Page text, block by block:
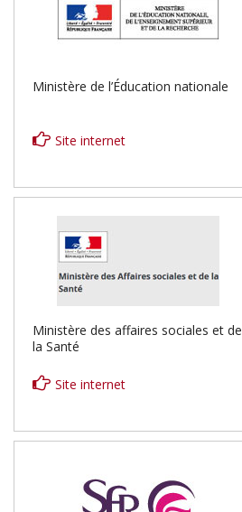
Ministère de l’Éducation nationale
Site internet
Ministère des affaires sociales et de
la Santé
Site internet